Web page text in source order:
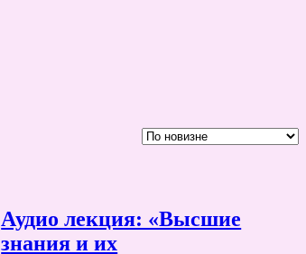
Аудио лекция: «Высшие
знания и их